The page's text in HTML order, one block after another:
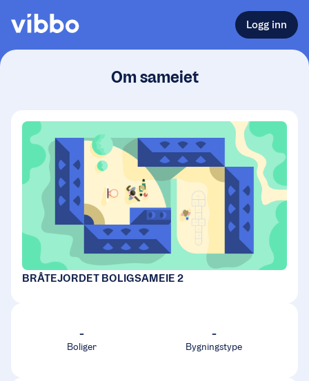
Logg inn
Om sameiet
BRÅTEJORDET BOLIGSAMEIE 2
-
Boliger
-
Bygningstype